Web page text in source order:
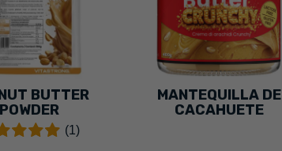
BUTTER
POWDER
(1)
MANTEQUILLA DE
CACAHUETE